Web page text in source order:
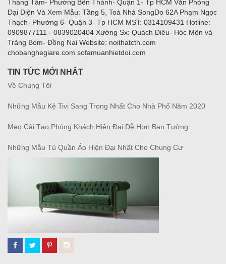
Tháng Tám- Phường Bến Thành- Quận 1- Tp HCM Văn Phòng
Đại Diện Và Xem Mẫu: Tầng 5, Toà Nhà SongDo 62A Phạm Ngọc
Thạch- Phường 6- Quận 3- Tp HCM MST: 0314109431 Hotline:
0909877111 - 0839020404 Xưởng Sx: Quách Điêu- Hóc Môn và
Trảng Bom- Đồng Nai Website: noithatcth.com
chobanghegiare.com sofamuanhietdoi.com
TIN TỨC MỚI NHẤT
Về Chúng Tôi
Những Mẫu Kệ Tivi Sang Trọng Nhất Cho Nhà Phố Năm 2020
Mẹo Cải Tạo Phòng Khách Hiện Đại Dễ Hơn Bạn Tưởng
Những Mẫu Tủ Quần Áo Hiện Đại Nhất Cho Chung Cư